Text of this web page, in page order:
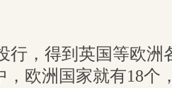
行，得到英国等欧洲
，欧洲国家就有18个